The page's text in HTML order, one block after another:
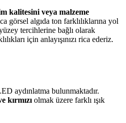
kalitesini veya malzeme
görsel algıda ton farklılıklarına yol
tercihlerine bağlı olarak
için anlayışınızı rica ederiz.
aydınlatma bulunmaktadır.
kırmızı olmak üzere farklı ışık